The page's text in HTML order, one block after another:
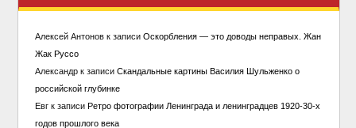
Алексей Антоновк записи Оскорбления — это доводы неправых. Жан
Жак Руссо
Александрк записи Скандальные картины Василия Шульженко о
российской глубинке
Евгк записи Ретро фотографии Ленинграда и ленинградцев 1920-30-х
годов прошлого века